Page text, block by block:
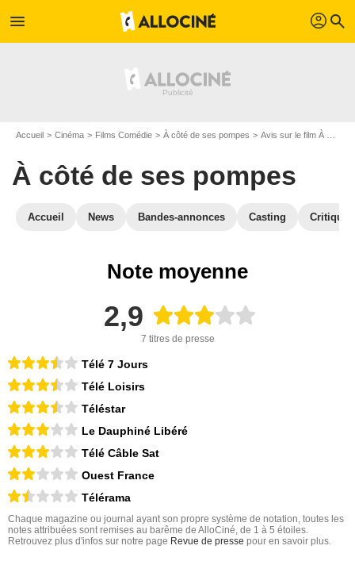
menu profil search
Accueil Cinéma Films Comédie À côté de ses pompes Avis sur le film À côté de ses pompes
À côté de ses pompes
Accueil News Bandes-annonces Casting
Note moyenne
2,9
7 titres de presse
Télé 7 Jours
Télé Loisirs
Téléstar
Le Dauphiné Libéré
Télé Câble Sat
Ouest France
Télérama
Chaque magazine ou journal ayant son propre système de notation, toutes les
notes attribuées sont remises au barême de AlloCiné, de 1 à 5 étoiles.
Retrouvez plus d'infos sur notre page Revue de presse pour en savoir plus.